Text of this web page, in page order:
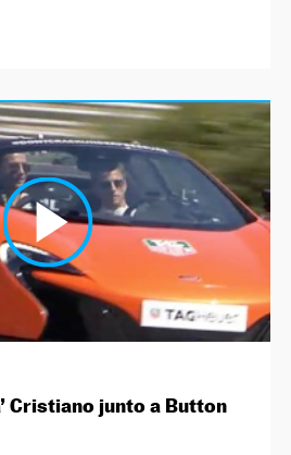
Cristiano junto a Button